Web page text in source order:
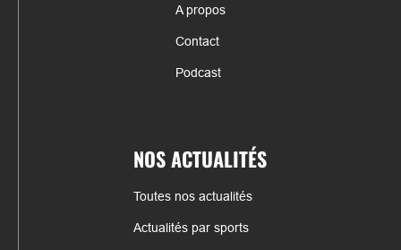
A propos
Contact
Podcast
NOS ACTUALITÉS
Toutes nos actualités
Actualités par sports